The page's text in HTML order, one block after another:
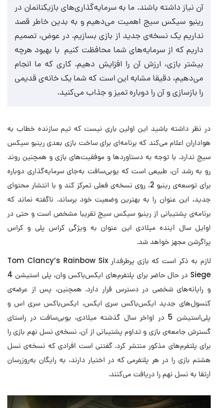
آن نیاز داشته باشند. ما به سرمایه‌گذاری‌های بازیکنانمان در
رینبو سیکس سیج اهمیت می‌دهیم و به بدین خاطر قصد
نداریم یک نسخه‌ی جدید از بازی بسازیم. در عوض، تصمیم
داریم که از سرمایه‌های شما محافظت کنیم با بهبود هرچه
بیشتر بازی، ارزش آن را افزایش دهیم. کاری که ما انجام
می‌دهیم، دقیقا مشابه این است که شما یک خانه‌ی قدیمی
را بازسازی و آن را دوباره تمیز و جذاب می‌کنید.
در نظر داشته باشید این اولین باری نیست که تیم سازنده خطاب به
هواداران اعلام می‌کند که برنامه‌ای برای ساخت بازی بعدی رینبو سیکس
سیج ندارد. با توجه به دستاوردها و موفقیت‌های بازی و همچنین روند
رو به رشد آن، طبیعی است که یوبی‌سافت به‌جای سرمایه‌گذاری دوباره
برای توسعه‌ی رینبو 2، روی نسخه‌ی فعلی تمرکز کند و با انتشار محتوای
جدید، این عنوان را به بهترین وضعیت خود برساند. ناگفته نماند که
برنامه‌ی پشتیبانی از رینبو سیکس سیج تقریبا مشخص است و حتی در
اوایل سال آینده میلادی این عنوان به ویژگی کراس پلی و کراس
پراگرشن مجهز خواهد شد.
لازم به ذکر است که بازی پرطرفدار Tom Clancy’s Rainbow Six
Siege در حال حاضر برای پلتفرم‌های ایکس‌باکس وان، پلی استیشن 4
و رایانه‌های شخصی در دسترس قرار دارد. همچنین، پس از عرضه‌ی
کنسول‌های جدید ایکس‌باکس سری ایکس، ایکس‌باکس سری اس و
پلی‌استیشن 5 در اواخر سال گذشته میلادی، یوبی‌سافت در راستای
گسترش جامعه‌ی بازی و تداوم پشتیبانی از آن، نسخه‌ی نسل نهم بازی را
برای پلتفرم‌های مذکور منتشر کرد. گفتنی است افرادی که نسخه‌ی نسل
هشتم بازی را در هر پلتفرمی که در اختیار دارند، به رایگان به‌روزرسان
ارتقا به نسل نهم را دریافت می‌کنند.